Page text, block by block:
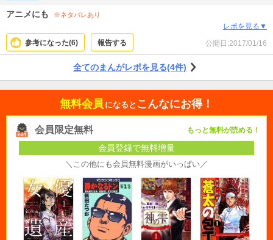
アニメにも ※ネタバレあり
レポを見る▼
参考になった(6) 報告する 公開日:2017/01/16
全てのまんがレポを見る(4件)
無料会員 になると こんなにお得！
会員限定無料 もっと無料が読める！
会員登録で無料増量
＼この他にも会員無料漫画がいっぱい／